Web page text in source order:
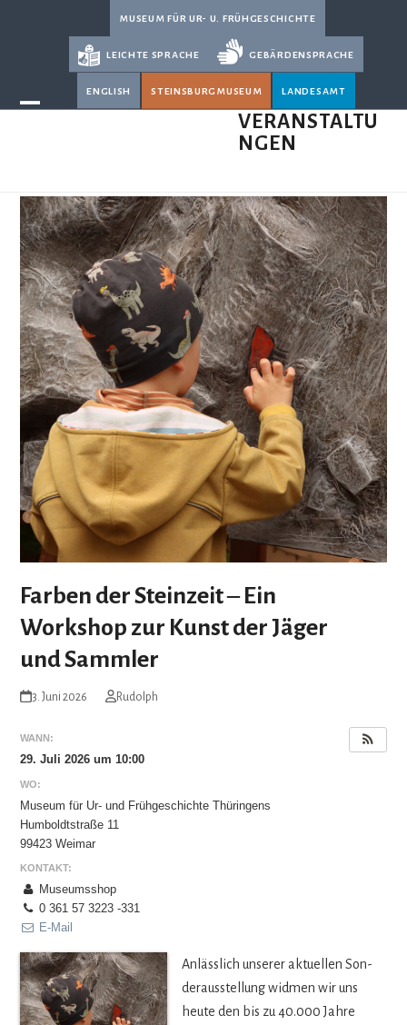
museum für ur- u. frühgeschichte
leichte sprache gebärdensprache
english steinsburgmuseum landesamt
VERANSTALTU
NGEN
Farben der Steinzeit ‒ Ein
Workshop zur Kunst der Jäger
und Sammler
3. Juni 2026 Rudolph
WANN:
29. Juli 2026 um 10:00
WO:
Museum für Ur- und Frühgeschichte Thüringens
Humboldtstraße 11
99423 Weimar
KONTAKT:
Museumsshop
0 361 57 3223 -331
E-Mail
Anläss­lich unse­rer aktu­el­len Son­
der­aus­stel­lung wid­men wir uns
heute den bis zu 40.000 Jahre